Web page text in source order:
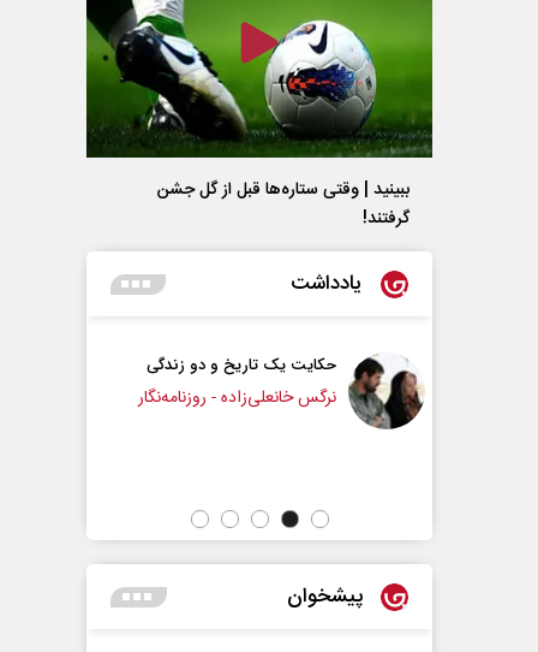
ببینید | وقتی ستاره‌ها قبل از گل جشن
گرفتند!
یادداشت
یک تاریخ و دو زندگی
خانعلی‌زاده - روزنامه‌نگار
چرایی عقب‌نشینی ترامپ؟
پیشخوان